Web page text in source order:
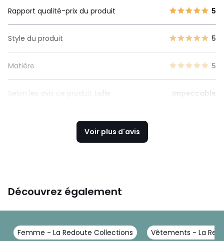
Rapport qualité-prix du produit
5
Style du produit 5
Matière 5
Selon les avis ce produit taille Impeccable
Voir plus d'avis
Découvrez également
Femme - La Redoute Collections Vêtements - La